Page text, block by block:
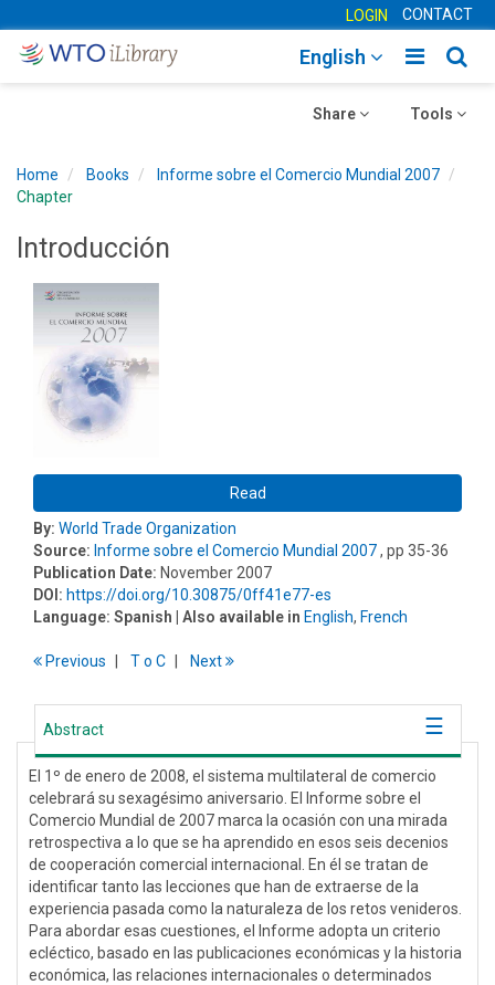
LOGIN CONTACT
Toggle
English
Toggle
Tools
Toggle
Share
Home Books
Informe sobre el Comercio Mundial 2007
Chapter
Introducción
Read
By: World Trade Organization
Source: Informe sobre el Comercio Mundial 2007, pp 35-36
Publication Date: November 2007
DOI: https://doi.org/10.30875/0ff41e77-es
Language: Spanish | Also available in English, French
Previous To C Next
Abstract
El 1º de enero de 2008, el sistema multilateral de comercio
celebrará su sexagésimo aniversario. El Informe sobre el
Comercio Mundial de 2007 marca la ocasión con una mirada
retrospectiva a lo que se ha aprendido en esos seis decenios
de cooperación comercial internacional. En él se tratan de
identificar tanto las lecciones que han de extraerse de la
experiencia pasada como la naturaleza de los retos venideros.
Para abordar esas cuestiones, el Informe adopta un criterio
ecléctico, basado en las publicaciones económicas y la historia
económica, las relaciones internacionales o determinados